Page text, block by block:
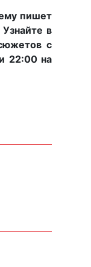
пишет
в
с
22:00 на